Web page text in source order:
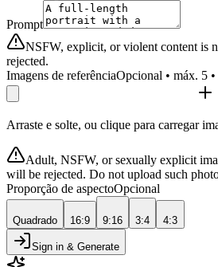
Prompt
NSFW, explicit, or violent content is
rejected.
Imagens de referênciaOpcional • máx. 5
Arraste e solte, ou clique para carregar
Adult, NSFW, or sexually explicit
will be rejected. Do not upload such
Proporção de aspectoOpcional
Quadrado 16:9 9:16 3:4 4:3
Sign in & Generate